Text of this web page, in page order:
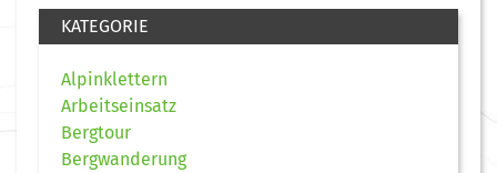
KATEGORIE
Alpinklettern
Arbeitseinsatz
Bergtour
Bergwanderung